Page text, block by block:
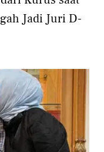
Jadi Juri D-